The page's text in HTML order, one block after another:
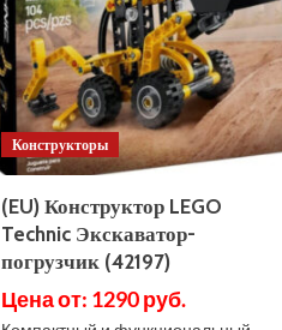
Конструкторы
(EU) Конструктор LEGO
Technic Экскаватор-
погрузчик (42197)
Цена от: 1290 руб.